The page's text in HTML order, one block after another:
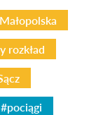
rozkład
#pociągi